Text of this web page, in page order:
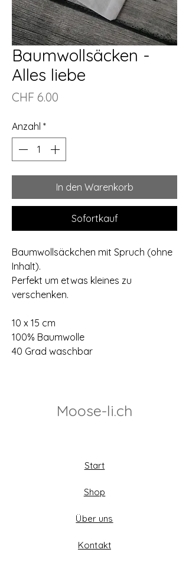
Baumwollsäcken -
Alles liebe
CHF 6.00
Anzahl *
In den Warenkorb
Sofortkauf
Baumwollsäckchen mit Spruch (ohne
Inhalt).
Perfekt um etwas kleines zu
verschenken.
10 x 15 cm
100% Baumwolle
40 Grad waschbar
Moose-li.ch
Start
Shop
Über uns
Kontakt